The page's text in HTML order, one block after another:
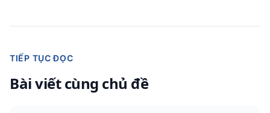
TIẾP TỤC ĐỌC
Bài viết cùng chủ đề